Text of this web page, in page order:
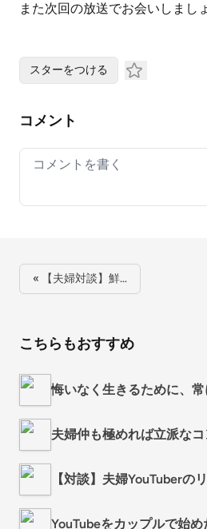
また次回の放送でお会いしまし
スターをつける
コメント
Your comment
« 【夫婦対談】鮮…
こちらもおすすめ
悔いなく生きるために、
夫婦仲も極めれば立派な
【対談】夫婦YouTuberの
YouTubeをカップルで始